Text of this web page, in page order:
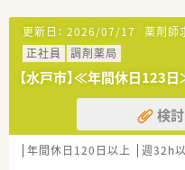
更新日： 2026/07/17 薬剤師
正社員
調剤薬局
【水戸市】≪年間休日123
検
年間休日120日以上 週32h